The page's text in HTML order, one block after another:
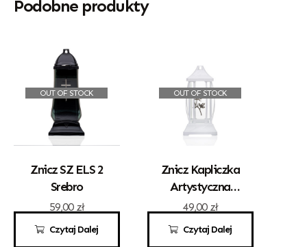
Podobne produkty
OUT OF STOCK
Czytaj Dalej
Znicz SZ ELS 2
Srebro
59,00 zł
OUT OF STOCK
Czytaj Dalej
Znicz Kapliczka
Artystyczna
„Gracja” Mała
Biała Z
Różyczką
49,00 zł